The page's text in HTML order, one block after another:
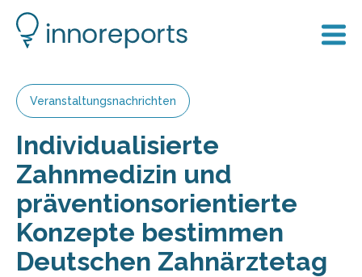
Veranstaltungsnachrichten
Individualisierte
Zahnmedizin und
präventionsorientierte
Konzepte bestimmen
Deutschen Zahnärztetag